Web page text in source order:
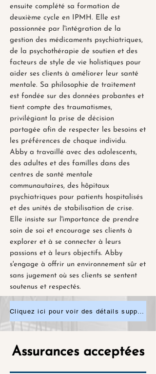
ensuite complété sa formation de
deuxième cycle en IPMH. Elle est
passionnée par l'intégration de la
gestion des médicaments psychiatriques,
de la psychothérapie de soutien et des
facteurs de style de vie holistiques pour
aider ses clients à améliorer leur santé
mentale. Sa philosophie de traitement
est fondée sur des données probantes et
tient compte des traumatismes,
privilégiant la prise de décision
partagée afin de respecter les besoins et
les préférences de chaque individu.
Abby a travaillé avec des adolescents,
des adultes et des familles dans des
centres de santé mentale
communautaires, des hôpitaux
psychiatriques pour patients hospitalisés
et des unités de stabilisation de crise.
Elle insiste sur l'importance de prendre
soin de soi et encourage ses clients à
explorer et à se connecter à leurs
passions et à leurs objectifs. Abby
s'engage à offrir un environnement sûr et
sans jugement où ses clients se sentent
soutenus et respectés.
Assurances acceptées